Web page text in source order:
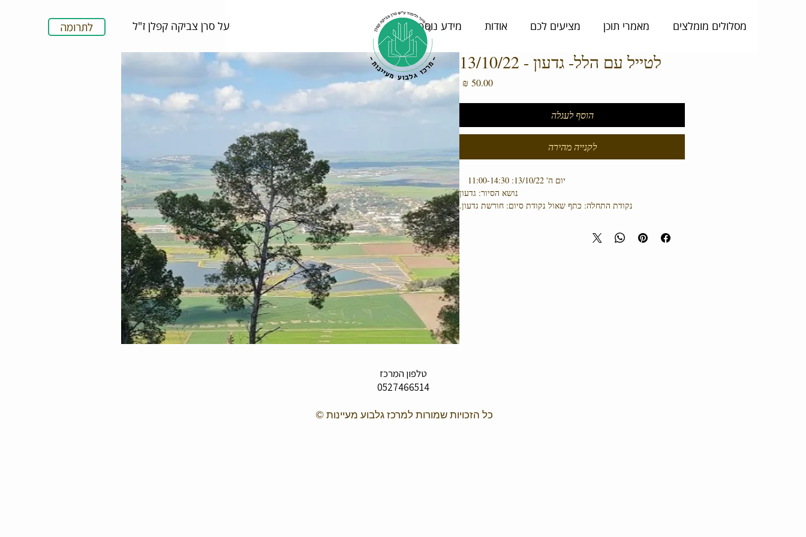
לתרומה על סרן צביקה קפלן ז"ל מסלולים מומלצים מאמרי תוכן מציעים לכם אודות מידע נוסף
לטייל עם הלל- גדעון - 13/10/22
מחיר
הוסף לעגלה
לקנייה מהירה
יום ה' 13/10/22:
נושא הסיור: גדעון
נקודת התחלה: כתף שאול נקודת סיום: חורשת גדעון.
הסיור יתחיל בתצפית על העמק מכתף שאול בגלבוע, נסיעה קצרה
טלפון המרכז
0527466514
כל הזכויות שמורות למרכז גלבוע מעיינות ©